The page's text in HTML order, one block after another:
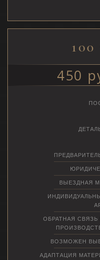
450
ВЫЕЗДНАЯ
ОБРАТНАЯ
ВОЗМОЖЕН
АДАПТАЦИЯ